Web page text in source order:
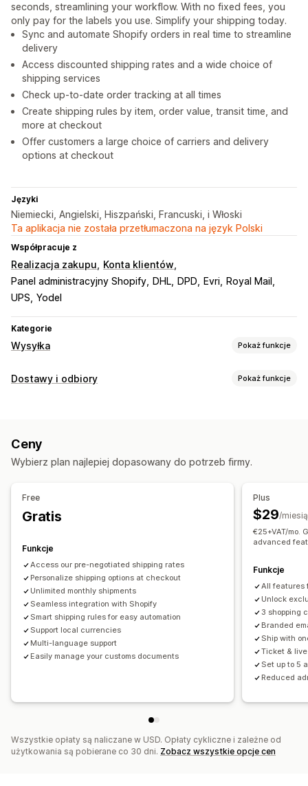
seconds, streamlining your workflow. With no fixed fees, you
only pay for the labels you use. Simplify your shipping today.
Sync and automate Shopify orders in real time to streamline
delivery
Access discounted shipping rates and a wide choice of
shipping services
Check up-to-date order tracking at all times
Create shipping rules by item, order value, transit time, and
more at checkout
Offer customers a large choice of carriers and delivery
options at checkout
Języki
Niemiecki, Angielski, Hiszpański, Francuski, i Włoski
Ta aplikacja nie została przetłumaczona na język Polski
Współpracuje z
Realizacja zakupu
Konta klientów
Panel administracyjny Shopify
DHL DPD Evri
Royal Mail
UPS Yodel
Kategorie
Wysyłka Pokaż funkcje
Etykiety i opakowanie
Synchronizacja zamówień
Wybór przewoźnika Stawki wysyłki
Zarządzanie przesyłkami
Synchronizacja zamówień
Powiadomienia e-mail
Aktualizacje zamówienia
Dostawy i odbiory Pokaż funkcje
Stawki dynamiczne
Etykiety wysyłkowe
Powiadomienia e-mail
Śledzenie zamówień Dowód dostawy
Ceny
Wybierz plan najlepiej dopasowany do potrzeb firmy.
Free
Gratis
Funkcje
Access our pre-negotiated shipping rates
Personalize shipping options at checkout
Unlimited monthly shipments
Seamless integration with Shopify
Smart shipping rules for easy automation
Support local currencies
Multi-language support
Easily manage your customs documents
Plus
$29/
€25+VAT/mo.
advanced
Funkcje
All features
Unlock
3 shopping
Branded
Ship with
Ticket &
Set up to 5
Reduced
Wszystkie opłaty są naliczane w USD. Opłaty cykliczne i zależne od
użytkowania są pobierane co 30 dni. Zobacz wszystkie opcje cen